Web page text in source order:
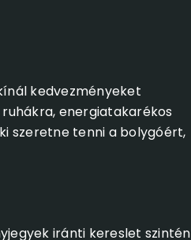
kedvezményeket
energiatakarékos
szeretne tenni a bolygóért,
iránti kereslet szintén